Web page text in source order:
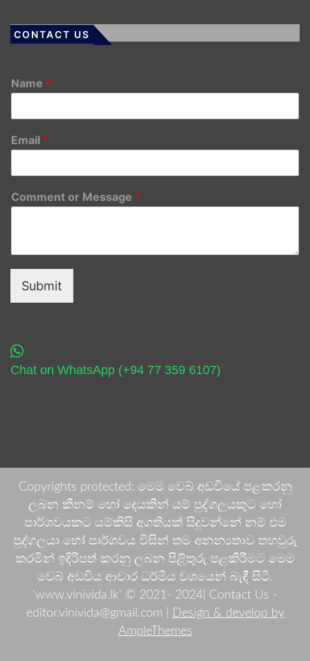
CONTACT US
Name *
Email *
Comment or Message *
Submit
Chat on WhatsApp (+94 77 359 6107)
Copyrights protected: මෙම වෙබ් අඩවියේ පළකරනු
ලබන කිනම් හෝ දෙයකින් යම් පුද්ගලයකුට හෝ
පාර්ශවයකට යම්කිසි අගතියක් සිදුවන්නේ නම් එම
පුද්ගලයා හෝ පාර්ශවය විසින් තම අනන්‍යතාව තහවුරු
කරමින් ඉදිරිපත් කරනු ලබන පිළිතුරු පළකිරීමට මෙම
වෙබ් අඩවිය ආචාර ධර්මීය වශයෙන් බැඳී සිටී.
'www.vinivida.lk' © 2021- 2024| Contact Us -
editor.vinivida@gmail.com |
Design & develop by
AmpleThemes